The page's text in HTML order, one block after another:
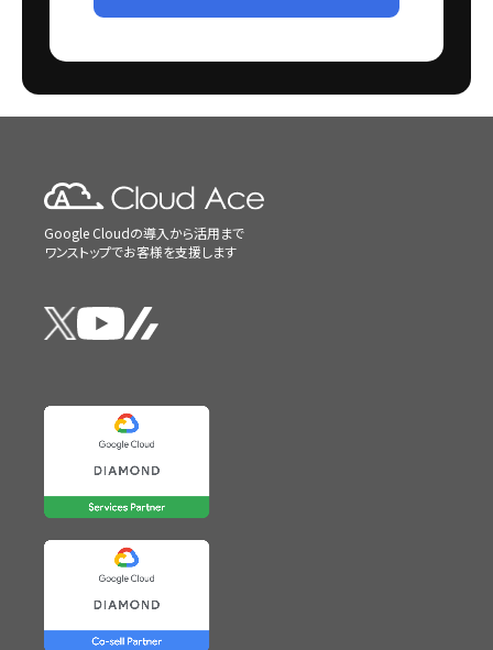
Google Cloudの導入から活用まで
ワンストップでお客様を支援します